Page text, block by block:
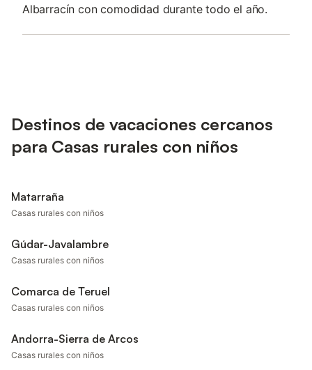
Albarracín con comodidad durante todo el año.
Destinos de vacaciones cercanos
para Casas rurales con niños
Matarraña
Casas rurales con niños
Gúdar-Javalambre
Casas rurales con niños
Comarca de Teruel
Casas rurales con niños
Andorra-Sierra de Arcos
Casas rurales con niños